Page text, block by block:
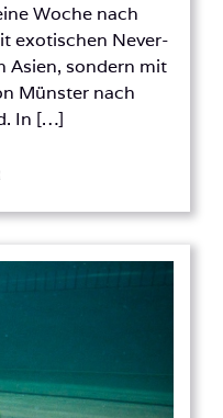
Woche nach
exotischen Never-
Asien, sondern mit
Münster nach
In […]